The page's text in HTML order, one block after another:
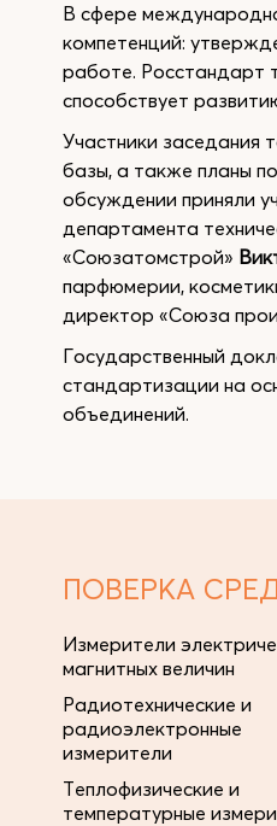
В сфере
компетенций:
работе. Росстандарт
способствует
Участники заседания
базы, а также планы
обсуждении приняли
департамента
«Союзатомстрой»
парфюмерии,
директор «Союза
Государственный
стандартизации на
объединений.
ПОВЕРКА
Измерители
магнитных величин
Радиотехнические и
радиоэлектронные
измерители
Теплофизические и
температурные